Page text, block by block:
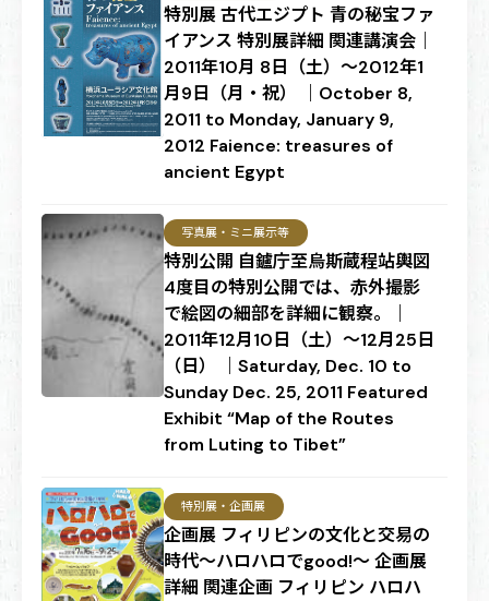
特別展 古代エジプト 青の秘宝ファ
イアンス 特別展詳細 関連講演会｜
2011年10月 8日（土）～2012年1
月9日（月・祝） ｜October 8,
2011 to Monday, January 9,
2012 Faience: treasures of
ancient Egypt
特別公開 自鑪庁至烏斯蔵程站輿図
4度目の特別公開では、赤外撮影
で絵図の細部を詳細に観察。｜
2011年12月10日（土）～12月25日
（日） ｜Saturday, Dec. 10 to
Sunday Dec. 25, 2011 Featured
Exhibit “Map of the Routes
from Luting to Tibet”
写真展・ミニ展示等
企画展 フィリピンの文化と交易の
時代～ハロハロでgood!～ 企画展
詳細 関連企画 フィリピン ハロハ
特別展・企画展